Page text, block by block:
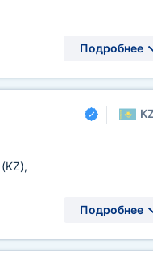
Подробнее
(KZ),
Подробнее